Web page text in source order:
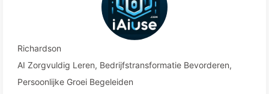
Richardson
AI Zorgvuldig Leren, Bedrijfstransformatie Bevorderen,
Persoonlijke Groei Begeleiden